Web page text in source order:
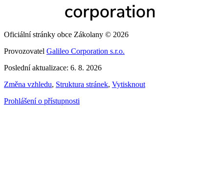
Oficiální stránky obce Zákolany © 2026
Provozovatel Galileo Corporation s.r.o.
Poslední aktualizace: 6. 8. 2026
Změna vzhledu, Struktura stránek, Vytisknout
Prohlášení o přístupnosti